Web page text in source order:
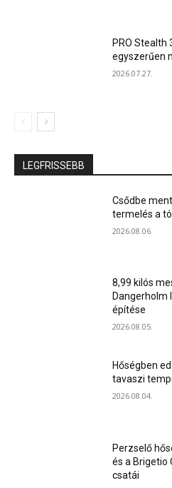
PRO Stealth
egyszerűen
2026.07.27.
LEGFRISSEBB
Csődbe
termelés a
2026.08.06.
8,99 kilós
Dangerholm
építése
2026.08.05.
Hőségben
tavaszi
2026.08.04.
Perzselő
és a Brigetio
csatái